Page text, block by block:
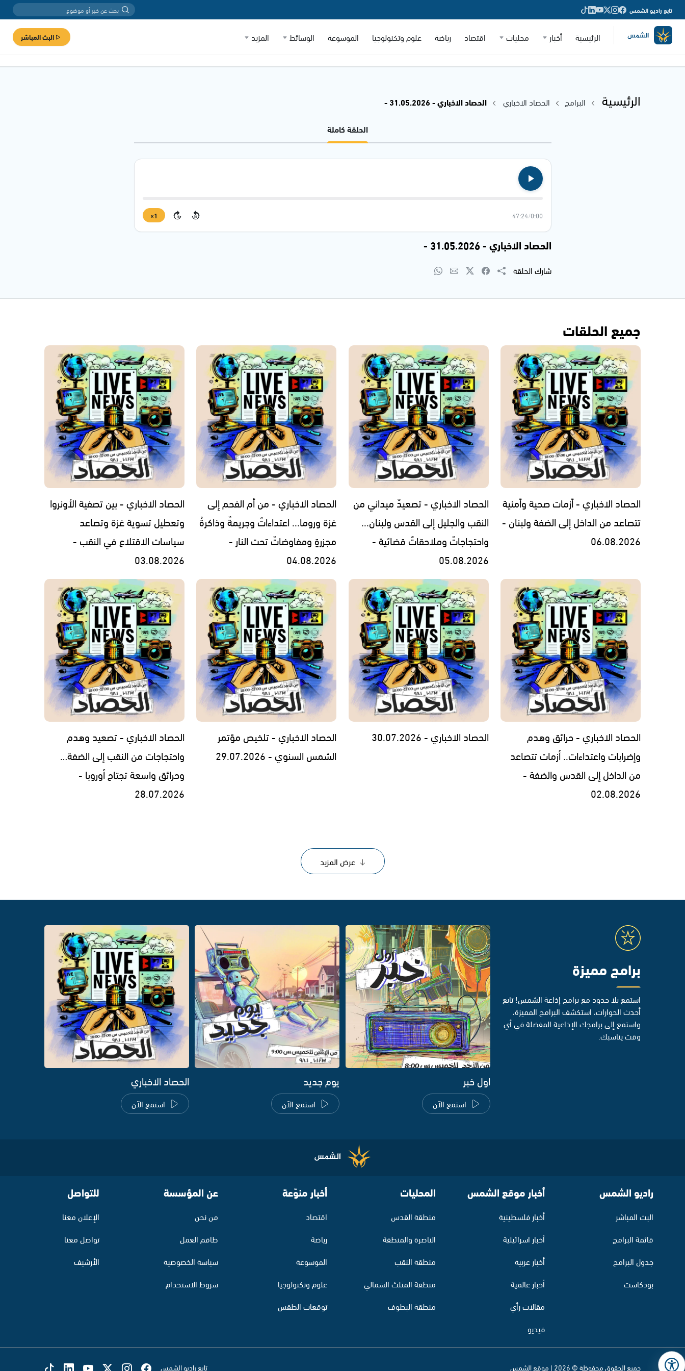
تابع راديو الشمس
الرئيسية أخبار محليات اقتصاد رياضة علوم وتكنولوجيا الموسوعة الوسائط المزيد البث المباشر
الرئيسية البرامج الحصاد الاخباري
الحصاد الاخباري - 31.05.2026 -
الحلقة كاملة
0:00
/
47:24
15
15
1×
الحصاد الاخباري - 31.05.2026 -
شارك الحلقة
جميع الحلقات
الحصاد الاخباري - أزمات صحية وأمنية
تتصاعد من الداخل إلى الضفة ولبنان -
06.08.2026
الحصاد الاخباري - تصعيدٌ ميداني من
النقب والجليل إلى القدس ولبنان...
واحتجاجاتٌ وملاحقاتٌ قضائية -
05.08.2026
الحصاد الاخباري - من أم الفحم إلى
غزة وروما... اعتداءاتٌ وجريمةٌ وذاكرةُ
مجزرةٍ ومفاوضاتٌ تحت النار -
04.08.2026
الحصاد الاخباري - بين تصفية الأونروا
وتعطيل تسوية غزة وتصاعد
سياسات الاقتلاع في النقب -
03.08.2026
الحصاد الاخباري - حرائق وهدم
وإضرابات واعتداءات.. أزمات تتصاعد
من الداخل إلى القدس والضفة -
02.08.2026
الحصاد الاخباري - 30.07.2026
الحصاد الاخباري - تلخيص مؤتمر
الشمس السنوي - 29.07.2026
الحصاد الاخباري - تصعيد وهدم
واحتجاجات من النقب إلى الضفة…
وحرائق واسعة تجتاح أوروبا -
28.07.2026
عرض المزيد
برامج مميزة
استمع بلا حدود مع برامج إذاعة الشمس! تابع
أحدث الحوارات، استكشف البرامج المميزة،
واستمع إلى برامجك الإذاعية المفضلة في أي
وقت يناسبك.
اول خبر
استمع الآن
يوم جديد
استمع الآن
الحصاد الاخباري
استمع الآن
راديو الشمس
البث المباشر
قائمة البرامج
جدول البرامج
بودكاست
أخبار موقع الشمس
أخبار فلسطينية
أخبار اسرائيلية
أخبار عربية
أخبار عالمية
مقالات رأي
فيديو
المحليات
منطقة القدس
الناصرة والمنطقة
منطقة النقب
منطقة المثلث الشمالي
منطقة البطوف
أخبار منوّعة
اقتصاد
رياضة
الموسوعة
علوم وتكنولوجيا
توقعات الطقس
عن المؤسسة
من نحن
طاقم العمل
سياسة الخصوصية
شروط الاستخدام
للتواصل
الإعلان معنا
تواصل معنا
الأرشيف
جميع الحقوق محفوظة © 2026 | موقع الشمس تابع راديو الشمس